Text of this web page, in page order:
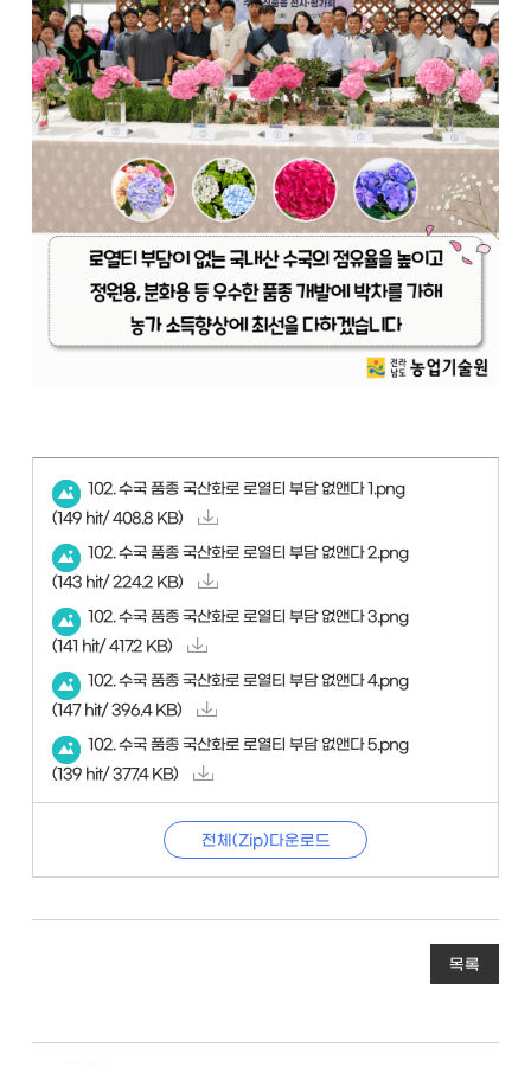
102. 수국 품종 국산화로 로열티 부담 없앤다 1.png
(149 hit/ 408.8 KB)
102. 수국 품종 국산화로 로열티 부담 없앤다 2.png
(143 hit/ 224.2 KB)
102. 수국 품종 국산화로 로열티 부담 없앤다 3.png
(141 hit/ 417.2 KB)
102. 수국 품종 국산화로 로열티 부담 없앤다 4.png
(147 hit/ 396.4 KB)
102. 수국 품종 국산화로 로열티 부담 없앤다 5.png
(139 hit/ 377.4 KB)
전체(Zip)다운로드
목록